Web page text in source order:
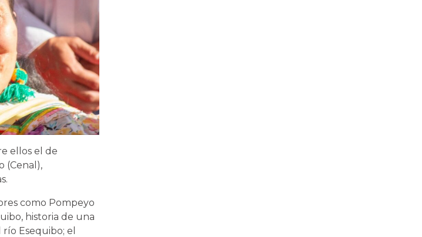
ellos el de
(Cenal),
como Pompeyo
historia de una
Esequibo; el